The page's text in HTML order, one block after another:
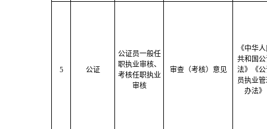
5 公证
公证员一般任
职执业审核、
考核任职执业
审核
审查（考核）意见
《中华
共和国公
法》《公
员执业
办法》